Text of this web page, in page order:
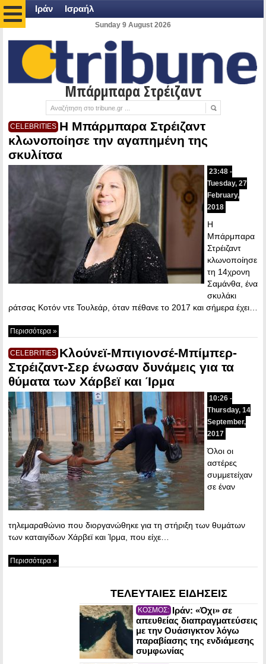
Ιράν Ισραήλ
Sunday 9 August 2026
Μπάρμπαρα Στρέιζαντ
CELEBRITIES Η Μπάρμπαρα Στρέιζαντ
κλωνοποίησε την αγαπημένη της
σκυλίτσα
23:48 -
Tuesday, 27
February,
2018
Η
Μπάρμπαρα
Στρέιζαντ
κλωνοποίησε
τη 14χρονη
Σαμάνθα, ένα
σκυλάκι
ράτσας Κοτόν ντε Τουλεάρ, όταν πέθανε το 2017 και σήμερα έχει…
Περισσότερα »
CELEBRITIES Κλούνεϊ-Μπιγιονσέ-Μπίμπερ-
Στρέιζαντ-Σερ ένωσαν δυνάμεις για τα
θύματα των Χάρβεϊ και Ίρμα
10:26 -
Thursday, 14
September,
2017
Όλοι οι
αστέρες
συμμετείχαν
σε έναν
τηλεμαραθώνιο που διοργανώθηκε για τη στήριξη των θυμάτων
των καταιγίδων Χάρβεϊ και Ίρμα, που είχε…
Περισσότερα »
ΤΕΛΕΥΤΑΙΕΣ ΕΙΔΗΣΕΙΣ
ΚΟΣΜΟΣ: Ιράν: «Όχι» σε
απευθείας διαπραγματεύσεις
με την Ουάσιγκτον λόγω
παραβίασης της ενδιάμεσης
συμφωνίας